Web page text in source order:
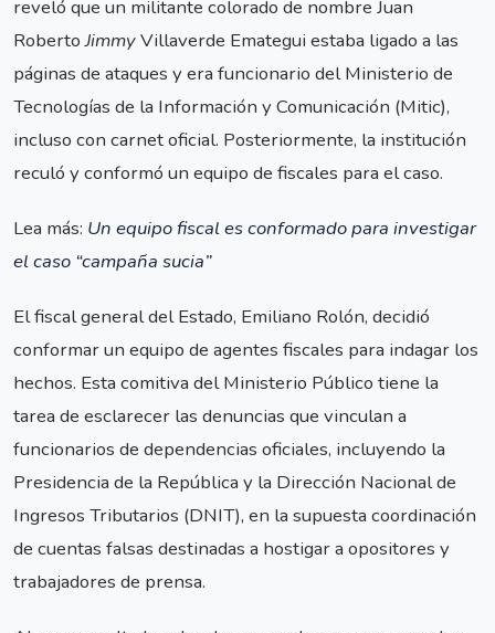
reveló que un militante colorado de nombre Juan
RobertoJimmyVillaverde Emategui estaba ligado a las
páginas de ataques y era funcionario del Ministerio de
Tecnologías de la Información y Comunicación (Mitic),
incluso con carnet oficial. Posteriormente, la institución
reculó y conformó un equipo de fiscales para el caso.
Lea más: Un equipo fiscal es conformado para investigar
el caso “campaña sucia”
El fiscal general del Estado, Emiliano Rolón, decidió
conformar un equipo de agentes fiscales para indagar los
hechos. Esta comitiva del Ministerio Público tiene la
tarea de esclarecer las denuncias que vinculan a
funcionarios de dependencias oficiales, incluyendo la
Presidencia de la República y la Dirección Nacional de
Ingresos Tributarios (DNIT), en la supuesta coordinación
de cuentas falsas destinadas a hostigar a opositores y
trabajadores de prensa.